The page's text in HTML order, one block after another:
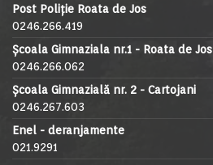
Post Poliție Roata de Jos
0246.266.419
Școala Gimnaziala nr.1 - Roata de Jos
0246.266.062
Școala Gimnazială nr. 2 - Cartojani
0246.267.603
Enel - deranjamente
021.9291